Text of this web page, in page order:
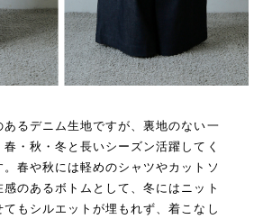
あるデニム生地ですが、裏地のない一
・秋・冬と長いシーズン活躍してく
春や秋には軽めのシャツやカットソ
のあるボトムとして、冬にはニット
もシルエットが埋もれず、着こなし